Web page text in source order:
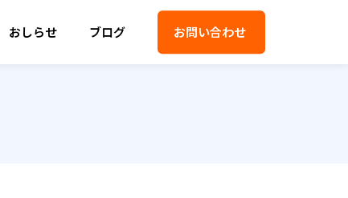
おしらせ ブログ お問い合わせ